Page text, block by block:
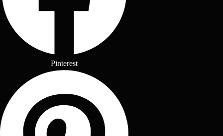
Pinterest